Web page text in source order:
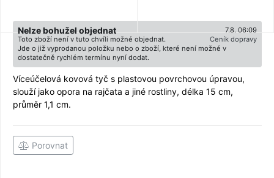
7.8. 06:09
Nelze bohužel objednat
Ceník dopravy
Toto zboží není v tuto chvíli možné objednat.
Jde o již vyprodanou položku nebo o zboží, které není možné v
dostatečně rychlém termínu nyní dodat.
Víceúčelová kovová tyč s plastovou povrchovou úpravou,
slouží jako opora na rajčata a jiné rostliny, délka 15 cm,
průměr 1,1 cm.
Porovnat